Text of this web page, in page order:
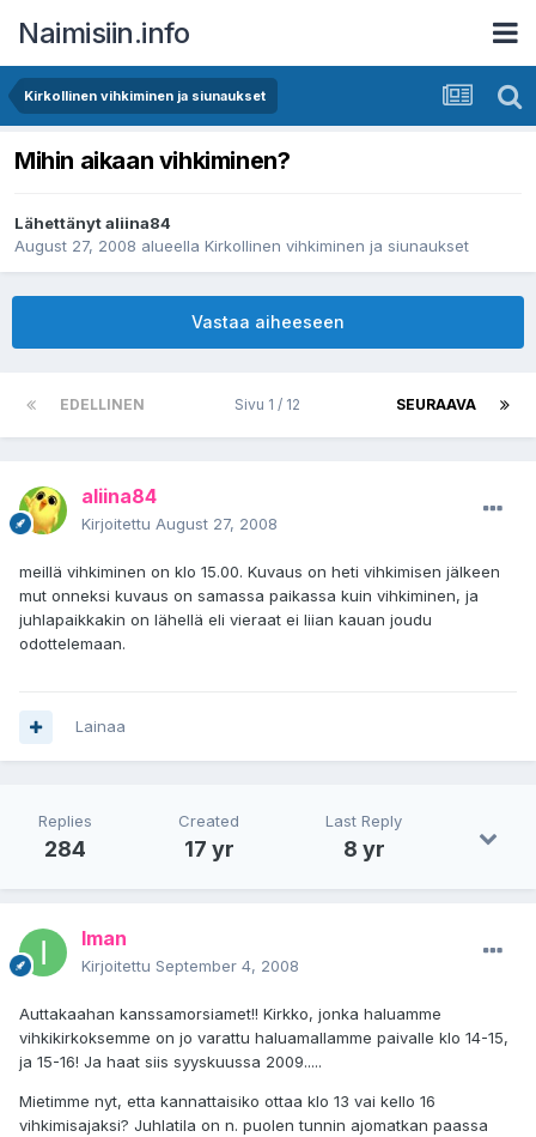
Naimisiin.info
Kirkollinen vihkiminen ja siunaukset
Mihin aikaan vihkiminen?
Lähettänytaliina84
August 27, 2008 alueella Kirkollinen vihkiminen ja siunaukset
Vastaa aiheeseen
EDELLINEN SEURAAVA
Sivu 1 / 12
aliina84
Kirjoitettu August 27, 2008
meillä vihkiminen on klo 15.00. Kuvaus on heti vihkimisen jälkeen
mut onneksi kuvaus on samassa paikassa kuin vihkiminen, ja
juhlapaikkakin on lähellä eli vieraat ei liian kauan joudu
odottelemaan.
Lainaa
Replies
284
Created
17 yr
Last Reply
8 yr
Iman
Kirjoitettu September 4, 2008
Auttakaahan kanssamorsiamet!! Kirkko, jonka haluamme
vihkikirkoksemme on jo varattu haluamallamme paivalle klo 14-15,
ja 15-16! Ja haat siis syyskuussa 2009.....
Mietimme nyt, etta kannattaisiko ottaa klo 13 vai kello 16
vihkimisajaksi? Juhlatila on n. puolen tunnin ajomatkan paassa